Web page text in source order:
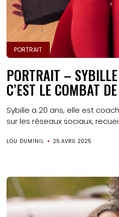
PORTRAIT
PORTRAIT –
C’EST LE COMBAT
Sybille a 20 ans, elle est
sur les réseaux sociaux,
LOU DUMINIL 25 AVRIL 2025